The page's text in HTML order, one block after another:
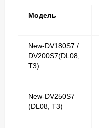
Модель
New-DV180S7 /
DV200S7(DL08,
T3)
New-DV250S7
(DL08, T3)